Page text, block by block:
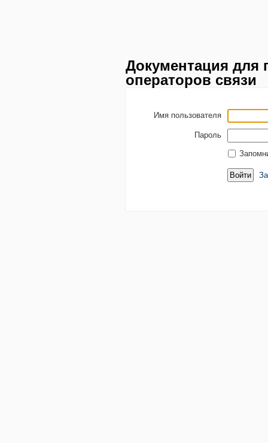
Документация для
операторов связи
Имя пользователя
Пароль